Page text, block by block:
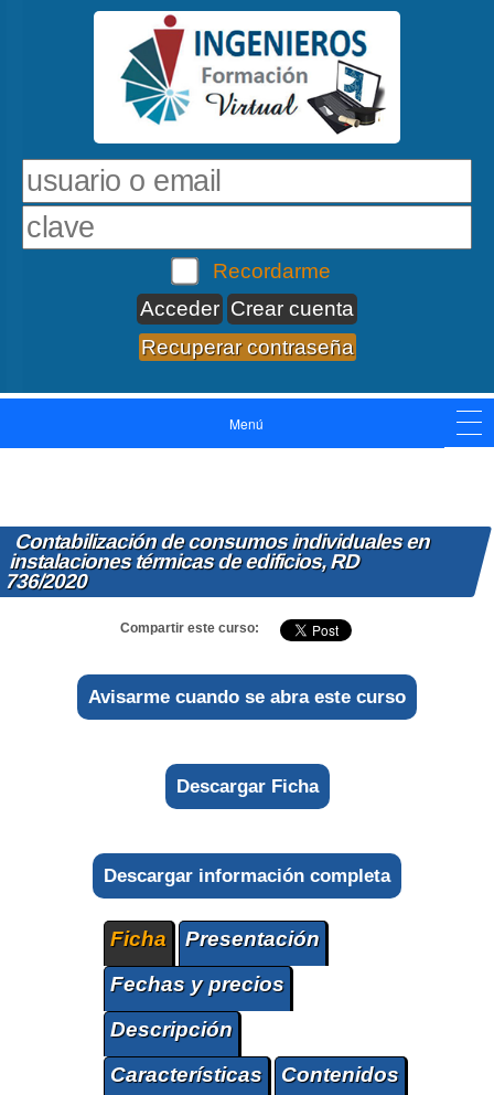
Recordarme
Crear cuenta
Recuperar contraseña
Menú
Contabilización de consumos individuales en
instalaciones térmicas de edificios, RD
736/2020
Compartir este curso:
Avisarme cuando se abra este curso
Descargar Ficha
Descargar información completa
Ficha
Presentación
Fechas y precios
Descripción
Características
Contenidos